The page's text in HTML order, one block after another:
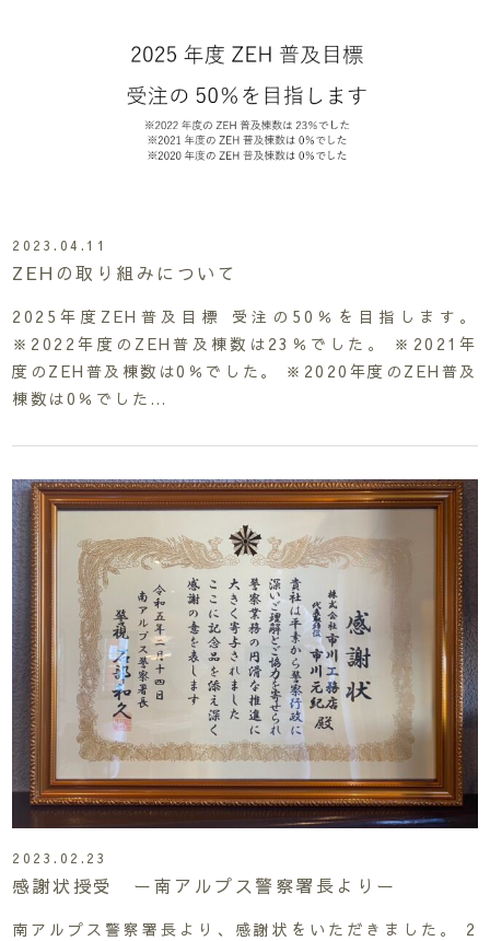
2023.04.11
ZEHの取り組みについて
2025年度ZEH普及目標 受注の50％を目指します。
※2022年度のZEH普及棟数は23％でした。 ※2021年
度のZEH普及棟数は0％でした。 ※2020年度のZEH普及
棟数は0％でした…
2023.02.23
感謝状授受 ー南アルプス警察署長よりー
南アルプス警察署長より、感謝状をいただきました。 2